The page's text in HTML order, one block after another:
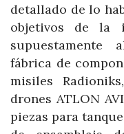
detallado de lo
objetivos de la
supuestamente
fábrica de
misiles
drones ATLON
piezas para